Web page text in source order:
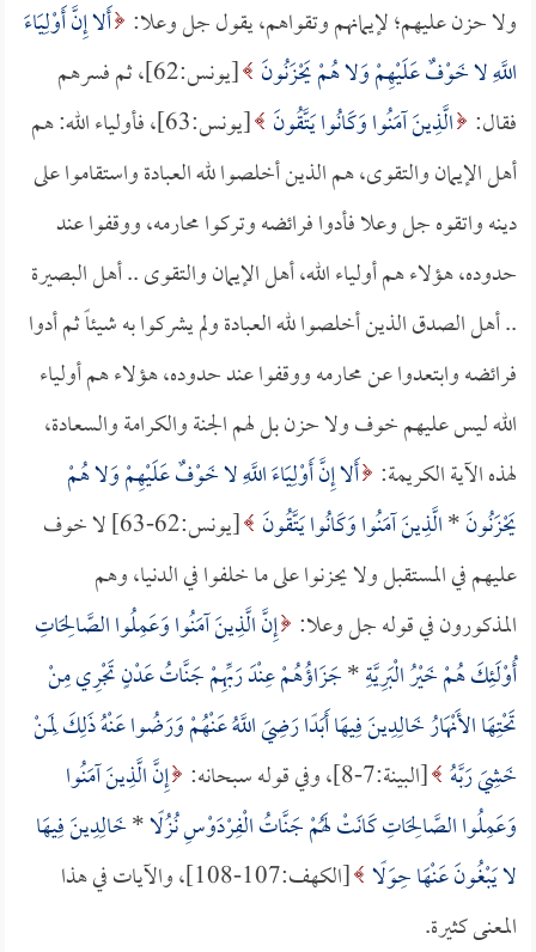
ولا حزن عليهم؛ لإيمانهم وتقواهم، يقول جل وعلا: أَلا إِنَّ أَوْلِيَاءَ
اللَّهِ لا خَوْفٌ عَلَيْهِمْ وَلا هُمْ يَحْزَنُونَ
[يونس:62]، ثم فسرهم
فقال: الَّذِينَ آمَنُوا وَكَانُوا يَتَّقُونَ
[يونس:63]، فأولياء الله: هم
أهل الإيمان والتقوى، هم الذين أخلصوا لله العبادة واستقاموا على
دينه واتقوه جل وعلا فأدوا فرائضه وتركوا محارمه، ووقفوا عند
حدوده، هؤلاء هم أولياء الله، أهل الإيمان والتقوى .. أهل البصيرة
.. أهل الصدق الذين أخلصوا لله العبادة ولم يشركوا به شيئاً ثم أدوا
فرائضه وابتعدوا عن محارمه ووقفوا عند حدوده، هؤلاء هم أولياء
الله ليس عليهم خوف ولا حزن بل لهم الجنة والكرامة والسعادة،
لهذه الآية الكريمة: أَلا إِنَّ أَوْلِيَاءَ اللَّهِ لا خَوْفٌ عَلَيْهِمْ وَلا هُمْ
يَحْزَنُونَ*الَّذِينَ آمَنُوا وَكَانُوا يَتَّقُونَ
[يونس:62-63] لا خوف
عليهم في المستقبل ولا يحزنوا على ما خلفوا في الدنيا، وهم
المذكورون في قوله جل وعلا: إِنَّ الَّذِينَ آمَنُوا وَعَمِلُوا الصَّالِحَاتِ
أُوْلَئِكَ هُمْ خَيْرُ الْبَرِيَّةِ*جَزَاؤُهُمْ عِنْدَ رَبِّهِمْ جَنَّاتُ عَدْنٍ تَجْرِي مِنْ
تَحْتِهَا الأَنْهَارُ خَالِدِينَ فِيهَا أَبَدًا رَضِيَ اللَّهُ عَنْهُمْ وَرَضُوا عَنْهُ ذَلِكَ لِمَنْ
خَشِيَ رَبَّهُ [البينة:7-8]، وفي قوله سبحانه:
إِنَّ الَّذِينَ آمَنُوا
وَعَمِلُوا الصَّالِحَاتِ كَانَتْ لَهُمْ جَنَّاتُ الْفِرْدَوْسِ نُزُلًا*خَالِدِينَ فِيهَا
لا يَبْغُونَ عَنْهَا حِوَلًا
[الكهف:107-108]، والآيات في هذا
المعنى كثيرة.